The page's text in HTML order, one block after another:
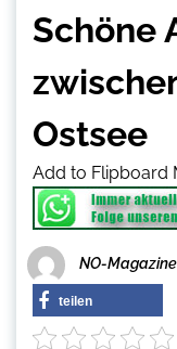
Schöne
Ostsee
Add to Flipboard
NO-Magazine
teilen